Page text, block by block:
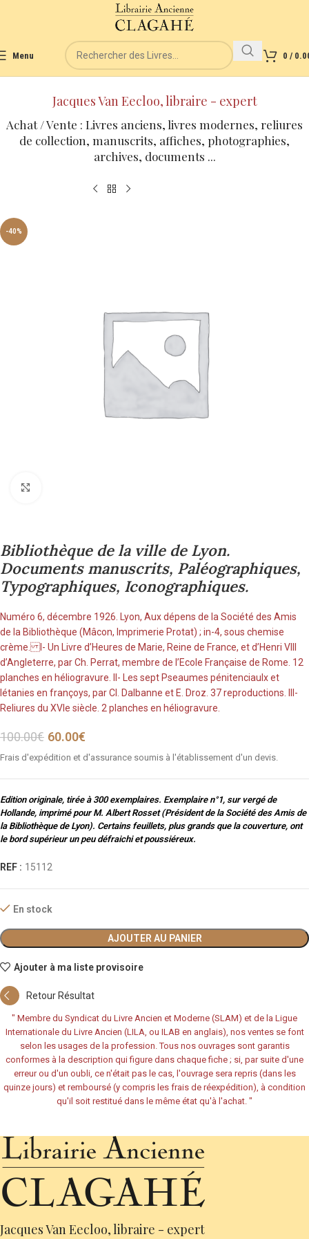
Menu 0 /
Jacques Van Eecloo, libraire - expert
Achat / Vente : Livres anciens, livres modernes, reliures
de collection, manuscrits, affiches, photographies,
archives, documents ...
-40%
Bibliothèque de la ville de Lyon.
Documents manuscrits, Paléographiques,
Typographiques, Iconographiques.
Numéro 6, décembre 1926. Lyon, Aux dépens de la Société des Amis
de la Bibliothèque (Mâcon, Imprimerie Protat) ; in-4, sous chemise
crème. I- Un Livre d’Heures de Marie, Reine de France, et d’Henri VIII
d’Angleterre, par Ch. Perrat, membre de l’Ecole Française de Rome. 12
planches en héliogravure. II- Les sept Pseaumes pénitenciaulx et
létanies en françoys, par Cl. Dalbanne et E. Droz. 37 reproductions. III-
Reliures du XVIe siècle. 2 planches en héliogravure.
100.00€ 60.00€
Frais d'expédition et d'assurance soumis à l'établissement d'un devis.
Edition originale, tirée à 300 exemplaires. Exemplaire n°1, sur vergé de
Hollande, imprimé pour M. Albert Rosset (Président de la Société des Amis de
la Bibliothèque de Lyon). Certains feuillets, plus grands que la couverture, ont
le bord supérieur un peu défraichi et poussiéreux.
REF : 15112
En stock
AJOUTER AU PANIER
Ajouter à ma liste provisoire
Retour Résultat
" Membre du Syndicat du Livre Ancien et Moderne (SLAM) et de la Ligue
Internationale du Livre Ancien (LILA, ou ILAB en anglais), nos ventes se font
selon les usages de la profession. Tous nos ouvrages sont garantis
conformes à la description qui figure dans chaque fiche ; si, par suite d'une
erreur ou d'un oubli, ce n'était pas le cas, l'ouvrage sera repris (dans les
quinze jours) et remboursé (y compris les frais de réexpédition), à condition
qu'il soit restitué dans le même état qu'à l'achat. "
Jacques Van Eecloo, libraire - expert